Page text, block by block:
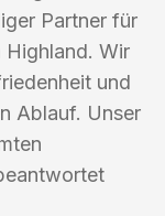
Partner für
Highland. Wir
und
Ablauf. Unser